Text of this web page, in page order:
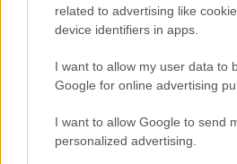
related to advertising like
device identifiers in apps.
I want to allow my user data to
Google for online advertising
I want to allow Google to send
personalized advertising.
Pieve Comics 2026: tutto ciò
sull’evento nerd di Perugia